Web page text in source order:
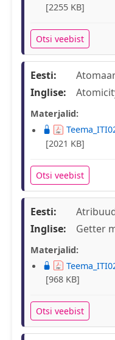
[2255 KB]
Otsi veebist
Eesti:
Inglise:
Materjalid:
[2021 KB]
Otsi veebist
Eesti:
Inglise:
Getter
Materjalid:
[968 KB]
Otsi veebist